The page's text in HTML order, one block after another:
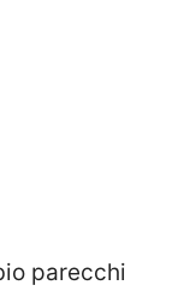
parecchi